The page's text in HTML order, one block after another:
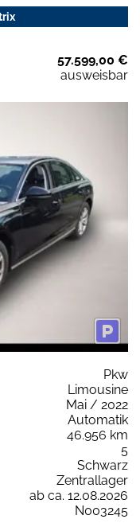
57.599,00 €
ausweisbar
Pkw
Limousine
Mai / 2022
Automatik
46.956 km
5
Schwarz
Zentrallager
ab ca. 12.08.2026
N003245